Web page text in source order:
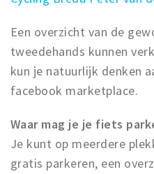
Een overzicht van de
tweedehands kunnen
kun je natuurlijk denken
facebook marketplace.
Waar mag je je fiets
Je kunt op meerdere
gratis parkeren, een